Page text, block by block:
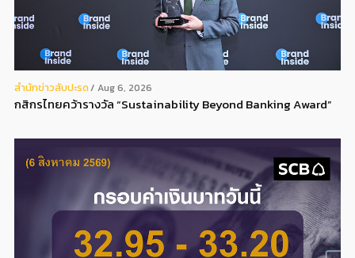
สํานักข่าวสับปะรด Aug 6, 2026
กสิกรไทยคว้ารางวัล “Sustainability Beyond Banking Award”